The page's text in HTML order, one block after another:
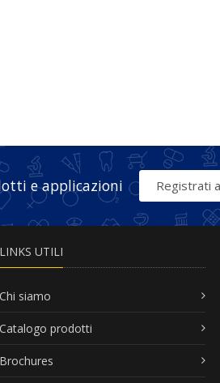
e applicazioni Registrati
LINKS UTILI
Chi siamo
Catalogo prodotti
Brochures